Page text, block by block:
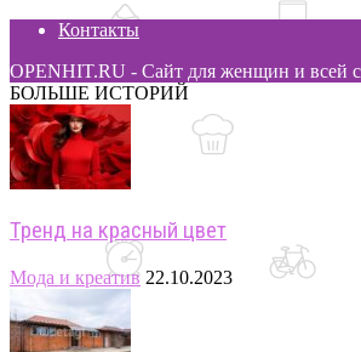
Контакты
OPENHIT.RU - Сайт для женщин и всей
БОЛЬШЕ ИСТОРИЙ
Тренд на красный цвет
Мода и креатив 22.10.2023